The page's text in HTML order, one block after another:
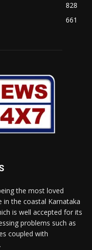
828
661
the most loved
in the coastal Karnataka
is well accepted for its
problems such as
coupled with